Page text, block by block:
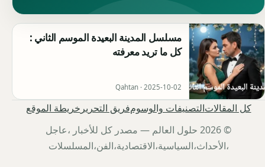
مسلسل المدينة البعيدة الموسم الثاني :
كل ما تريد معرفته
Qahtan · 2025-10-02
كل المقالاتالتصنيفات والوسومفريق التحرير خريطة الموقع
© 2026 حلول العالم — مصدر كل للأخبار ،عاجل
،الأحداث،السياسية،الاقتصادية،الفن،المسلسلات